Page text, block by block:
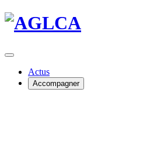
Actus
Accompagner